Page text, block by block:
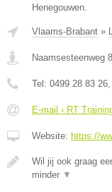
Henegouwen.
Vlaams-Brabant »
Naamsesteenweg
Tel: 0499 28 83 26
E-mail › RT
Website: https://
Wil jij ook graag
minder ▼